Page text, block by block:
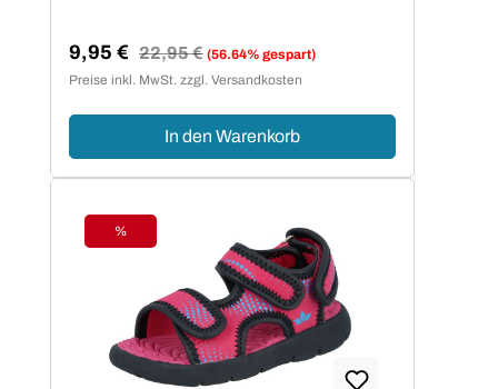
Verkaufspreis:
9,95 € Regulärer Preis:
22,95 € (56.64% gespart)
Preise inkl. MwSt. zzgl. Versandkosten
In den Warenkorb
Rabatt
%